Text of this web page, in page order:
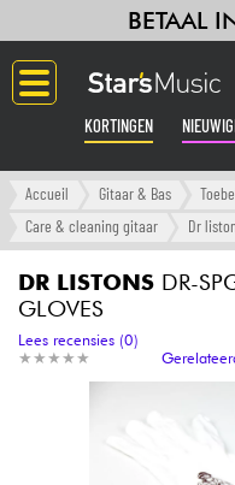
BETAAL
KORTINGEN
Langue
Versterker & Effecten
Accueil Gitaar & Bas
Care & cleaning gitaar
Dr
DR LISTONS DR-
GLOVES
★ ★ ★ ★ ★
★ ★ ★ ★ ★
Lees recensies (0)